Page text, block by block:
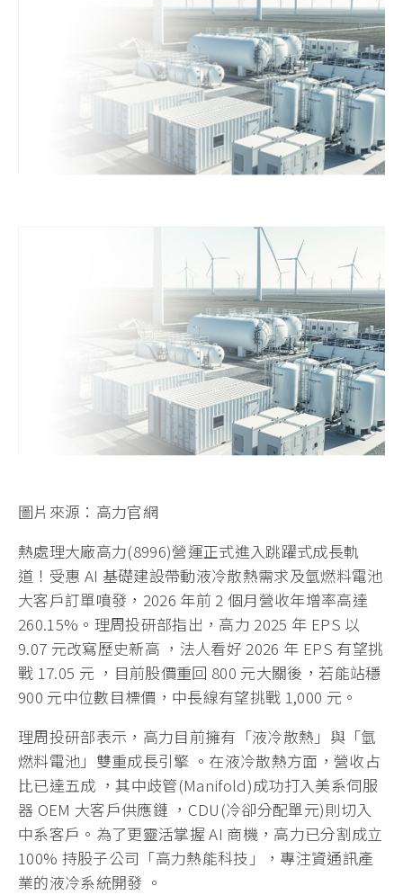
圖片來源：高力官網
熱處理大廠高力(8996)營運正式進入跳躍式成長軌
道！受惠 AI 基礎建設帶動液冷散熱需求及氫燃料電池
大客戶訂單噴發，2026 年前 2 個月營收年增率高達
260.15%。理周投研部指出，高力 2025 年 EPS 以
9.07 元改寫歷史新高 ，法人看好 2026 年 EPS 有望挑
戰 17.05 元 ，目前股價重回 800 元大關後，若能站穩
900 元中位數目標價，中長線有望挑戰 1,000 元。
理周投研部表示，高力目前擁有「液冷散熱」與「氫
燃料電池」雙重成長引擎 。在液冷散熱方面，營收占
比已達五成 ，其中歧管(Manifold)成功打入美系伺服
器 OEM 大客戶供應鏈 ，CDU(冷卻分配單元)則切入
中系客戶。為了更靈活掌握 AI 商機，高力已分割成立
100% 持股子公司「高力熱能科技」，專注資通訊產
業的液冷系統開發 。